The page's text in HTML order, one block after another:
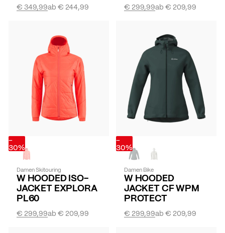
ab€ 244,99
€ 349,99 ab€ 209,99
€ 299,99
-
30%
Damen Skitouring
W HOODED ISO-
JACKET EXPLORA
PL60
ab€ 209,99
€ 299,99
-
30%
Damen Bike
W HOODED
JACKET CF WPM
PROTECT
ab€ 209,99
€ 299,99